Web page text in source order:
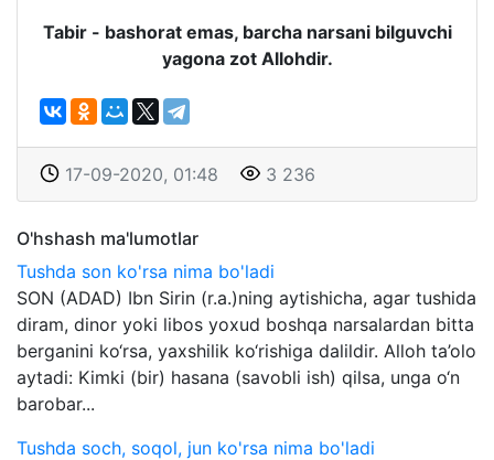
Tabir - bashorat emas, barcha narsani bilguvchi
yagona zot Allohdir.
17-09-2020, 01:48 3 236
O'hshash ma'lumotlar
Tushda son ko'rsa nima bo'ladi
SON (ADAD) Ibn Sirin (r.a.)ning aytishicha, agar tushida
diram, dinor yoki libos yoxud boshqa narsalardan bitta
berganini ko‘rsa, yaxshilik ko‘rishiga dalildir. Alloh ta’olo
aytadi: Kimki (bir) hasana (savobli ish) qilsa, unga o‘n
barobar...
Tushda soch, soqol, jun ko'rsa nima bo'ladi